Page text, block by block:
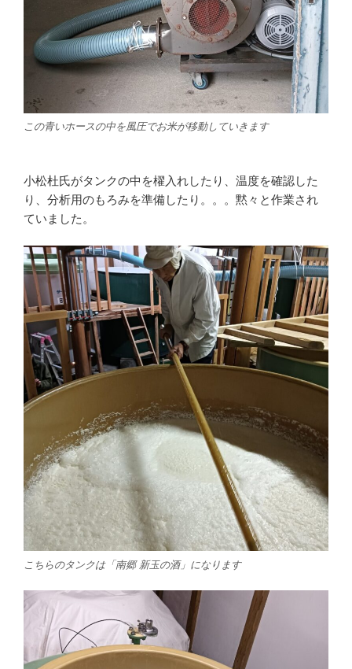
この青いホースの中を風圧でお米が移動していきます
小松杜氏がタンクの中を櫂入れしたり、温度を確認した
り、分析用のもろみを準備したり。。。黙々と作業され
ていました。
こちらのタンクは「南郷 新玉の酒」になります